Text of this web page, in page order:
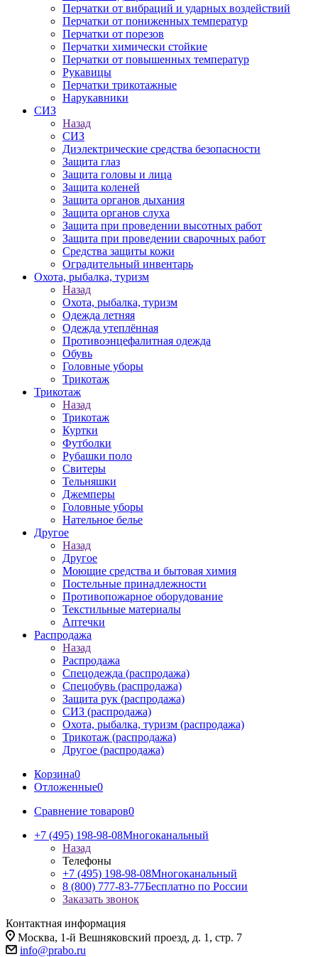
Перчатки от вибраций и ударных воздействий
Перчатки от пониженных температур
Перчатки от порезов
Перчатки химически стойкие
Перчатки от повышенных температур
Рукавицы
Перчатки трикотажные
Нарукавники
СИЗ
Назад
СИЗ
Диэлектрические средства безопасности
Защита глаз
Защита головы и лица
Защита коленей
Защита органов дыхания
Защита органов слуха
Защита при проведении высотных работ
Защита при проведении сварочных работ
Средства защиты кожи
Оградительный инвентарь
Охота, рыбалка, туризм
Назад
Охота, рыбалка, туризм
Одежда летняя
Одежда утеплённая
Противоэнцефалитная одежда
Обувь
Головные уборы
Трикотаж
Трикотаж
Назад
Трикотаж
Куртки
Футболки
Рубашки поло
Свитеры
Тельняшки
Джемперы
Головные уборы
Нательное белье
Другое
Назад
Другое
Моющие средства и бытовая химия
Постельные принадлежности
Противопожарное оборудование
Текстильные материалы
Аптечки
Распродажа
Назад
Распродажа
Спецодежда (распродажа)
Спецобувь (распродажа)
Защита рук (распродажа)
СИЗ (распродажа)
Охота, рыбалка, туризм (распродажа)
Трикотаж (распродажа)
Другое (распродажа)
Корзина0
Отложенные0
Сравнение товаров0
+7 (495) 198-98-08Многоканальный
Назад
Телефоны
+7 (495) 198-98-08Многоканальный
8 (800) 777-83-77Бесплатно по России
Заказать звонок
Контактная информация
Москва, 1-й Вешняковский проезд, д. 1, стр. 7
info@prabo.ru